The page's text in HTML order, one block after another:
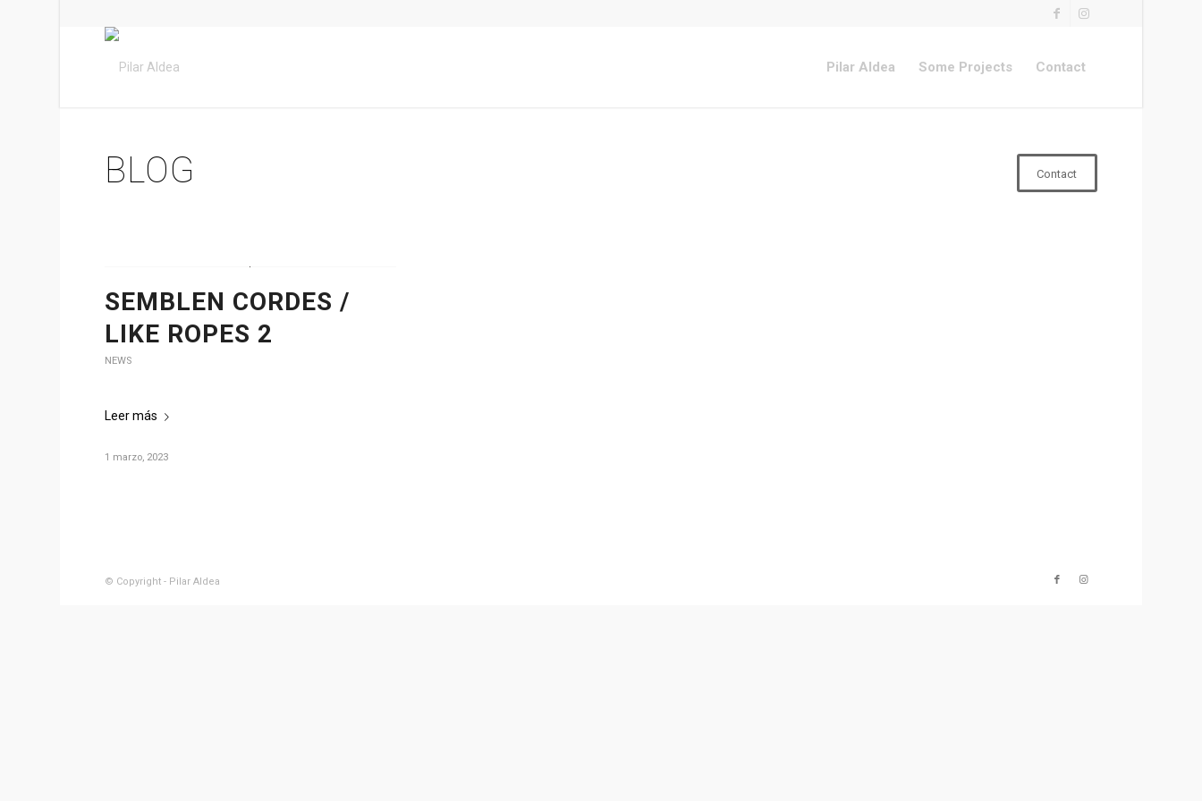
Pilar Aldea Some Projects Contact
BLOG Contact
SEMBLEN CORDES /
LIKE ROPES 2
NEWS
Leer más
1 marzo, 2023
© Copyright - Pilar Aldea